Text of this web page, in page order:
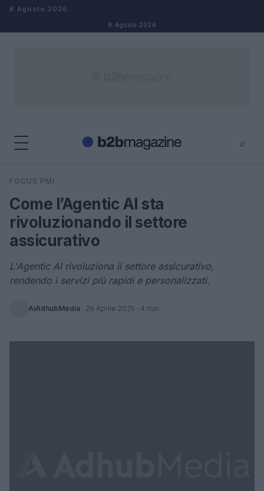
Salta al contenuto
8 Agosto 2026
8 Agosto 2026
⌕
Cerca
FOCUS PMI
Come l’Agentic AI sta
rivoluzionando il settore
assicurativo
L'Agentic AI rivoluziona il settore assicurativo,
rendendo i servizi più rapidi e personalizzati.
AiAdhubMedia · 29 Aprile 2025 · 4 min